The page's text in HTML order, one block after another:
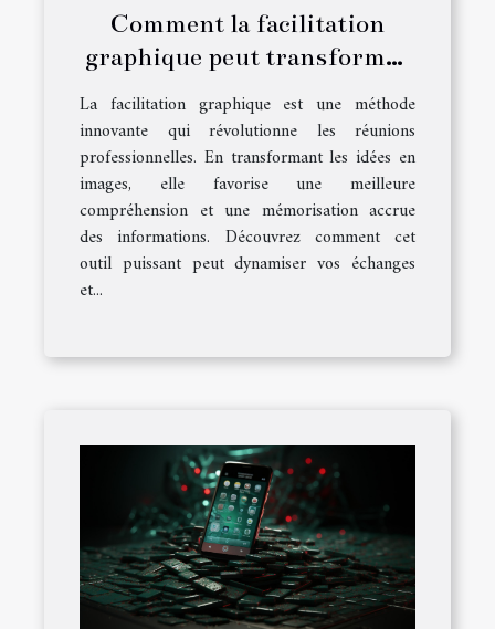
Comment la facilitation
graphique peut transformer
vos réunions
professionnelles
La facilitation graphique est une méthode
innovante qui révolutionne les réunions
professionnelles. En transformant les idées en
images, elle favorise une meilleure
compréhension et une mémorisation accrue
des informations. Découvrez comment cet
outil puissant peut dynamiser vos échanges
et...